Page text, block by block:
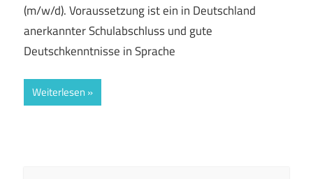
(m/w/d). Voraussetzung ist ein in Deutschland
anerkannter Schulabschluss und gute
Deutschkenntnisse in Sprache
Weiterlesen